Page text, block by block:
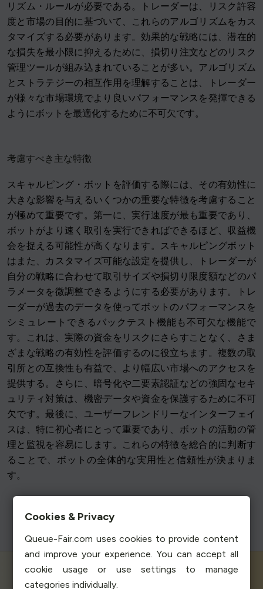
リズム・ルールが必要である。トレーダーは、リスク許容
度と市場の目的に基づいて、これらのアルゴリズムをカス
タマイズする必要があります。効果的な戦略には、潜在的
な損失を最小限に抑えるために、損切り注文などのリスク
管理ツールが組み込まれていることが多い。アルゴリズム
とストラテジーの相互作用を理解することは、トレーダー
が様々な市場環境でより良いパフォーマンスを発揮できる
ようにボットを最適化するために不可欠です。
考慮すべき主な特徴
スキャルピング・ボットを評価する際には、その有効性に
大きな影響を与えるいくつかの重要な特徴を考慮すること
が極めて重要です。第一に、実行速度が最も重要であり、
ボットがより速く取引を実行できればできるほど、収益機
会を捉える可能性が高くなります。スキャルピングボット
はまた、カスタマイズ可能な設定を提供し、トレーダーが
自分の戦略に合わせて取引サイズや損切り限度額などのパ
ラメータを微調整できるようにする必要があります。トレ
ーダーが過去のデータを使ってボットのパフォーマンスを
シミュレートできるバックテスト機能も不可欠な機能で
す。これは、実際の資金をリスクにさらすことなく、さま
ざまな戦略の有効性を評価するのに役立ちます。複数の取
引所との互換性も有益で、より幅広い市場へのアクセスを
提供する。さらに、暗号化や二要素認証などの強固なセキ
ュリティ対策は、機密データや資金を保護するために不可
欠です。最後に、ユーザーフレンドリーなインターフェイ
スは、特に初心者にとって重要であり、ボットの活動の管
理と監視を容易にします。これらの特徴を総合的に判断す
ることで、ボットの全体的な実用性と信頼性が決まりま
す。
Cookies & Privacy
Queue-Fair.com uses cookies to provide content
and improve your experience. You can accept all
cookie usage or use settings to manage
categories individually.